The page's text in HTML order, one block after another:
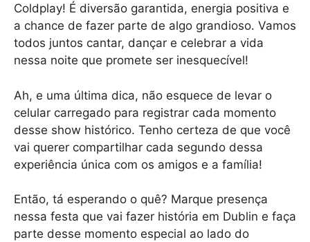
Coldplay! É diversão garantida, energia positiva e
a chance de fazer parte de algo grandioso. Vamos
todos juntos cantar, dançar e celebrar a vida
nessa noite que promete ser inesquecível!
Ah, e uma última dica, não esquece de levar o
celular carregado para registrar cada momento
desse show histórico. Tenho certeza de que você
vai querer compartilhar cada segundo dessa
experiência única com os amigos e a família!
Então, tá esperando o quê? Marque presença
nessa festa que vai fazer história em Dublin e faça
parte desse momento especial ao lado do